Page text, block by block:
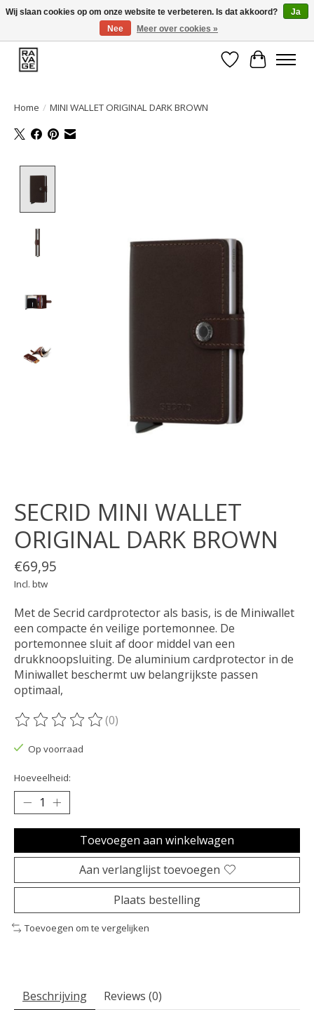
EEN GROOT ASSORTIMENT VAN TOP MERKEN!
Verlanglijst
Home / MINI WALLET ORIGINAL DARK BROWN
SECRID MINI WALLET
ORIGINAL DARK BROWN
€69,95
Incl. btw
Met de Secrid cardprotector als basis, is de Miniwallet
een compacte én veilige portemonnee. De
portemonnee sluit af door middel van een
drukknoopsluiting. De aluminium cardprotector in de
Miniwallet beschermt uw belangrijkste passen
optimaal,
De beoordeling van dit product is
(0)
Op voorraad
Hoeveelheid:
Toevoegen aan winkelwagen
Aan verlanglijst toevoegen
Plaats bestelling
Toevoegen om te vergelijken
Beschrijving Reviews (0)
Wij slaan cookies op om onze website te verbeteren. Is dat akkoord?
Ja
Nee
Meer over cookies »